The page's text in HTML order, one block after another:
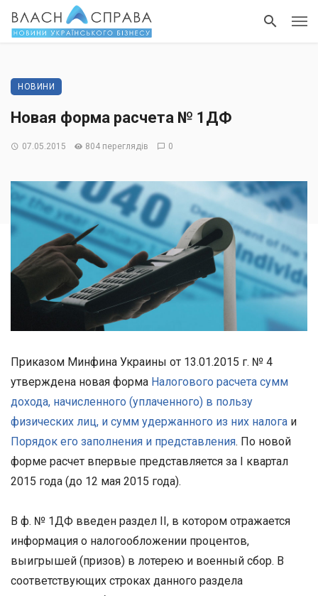
НОВИНИ
Новая форма расчета № 1ДФ
07.05.2015 804 переглядів 0
Приказом Минфина Украины от 13.01.2015 г. № 4
утверждена новая форма Налогового расчета сумм
дохода, начисленного (уплаченного) в пользу
физических лиц, и сумм удержанного из них налога и
Порядок его заполнения и представления. По новой
форме расчет впервые представляется за I квартал
2015 года (до 12 мая 2015 года).
В ф. № 1ДФ введен раздел II, в котором отражается
информация о налогообложении процентов,
выигрышей (призов) в лотерею и военный сбор. В
соответствующих строках данного раздела